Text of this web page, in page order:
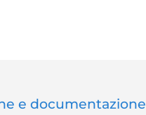
e documentazione